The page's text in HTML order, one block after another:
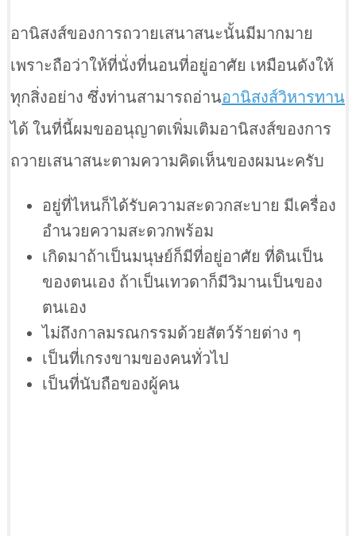
อานิสงส์ของการถวายเสนาสนะนั้นมีมากมาย
เพราะถือว่าให้ที่นั่งที่นอนที่อยู่อาศัย เหมือนดังให้
ทุกสิ่งอย่าง ซึ่งท่านสามารถอ่านอานิสงส์วิหารทาน
ได้ ในที่นี้ผมขออนุญาตเพิ่มเติมอานิสงส์ของการ
ถวายเสนาสนะตามความคิดเห็นของผมนะครับ
อยู่ที่ไหนก็ได้รับความสะดวกสะบาย มีเครื่อง
อำนวยความสะดวกพร้อม
เกิดมาถ้าเป็นมนุษย์ก็มีที่อยู่อาศัย ที่ดินเป็น
ของตนเอง ถ้าเป็นเทวดาก็มีวิมานเป็นของ
ตนเอง
ไม่ถึงกาลมรณกรรมด้วยสัตว์ร้ายต่าง ๆ
เป็นที่เกรงขามของคนทั่วไป
เป็นที่นับถือของผู้คน